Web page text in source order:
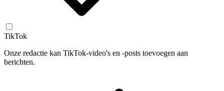
TikTok
Onze redactie kan TikTok-video's en -posts toevoegen aan
berichten.